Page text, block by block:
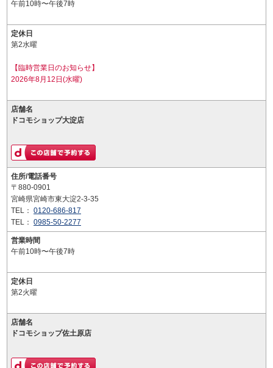
午前10時〜午後7時
定休日
第2水曜
【臨時営業日のお知らせ】
2026年8月12日(水曜)
店舗名
ドコモショップ大淀店
住所/電話番号
〒880-0901
宮崎県宮崎市東大淀2-3-35
TEL： 0120-686-817
TEL： 0985-50-2277
営業時間
午前10時〜午後7時
定休日
第2火曜
店舗名
ドコモショップ佐土原店